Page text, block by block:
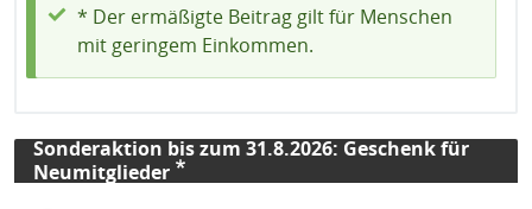
Statusmeldung
* Der ermäßigte Beitrag gilt für Menschen
mit geringem Einkommen.
Sonderaktion bis zum 31.8.2026: Geschenk für
Neumitglieder